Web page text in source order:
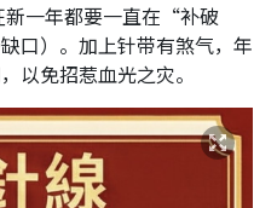
一年都要一直在“补破
口）。加上针带有煞气，年
以免招惹血光之灾。